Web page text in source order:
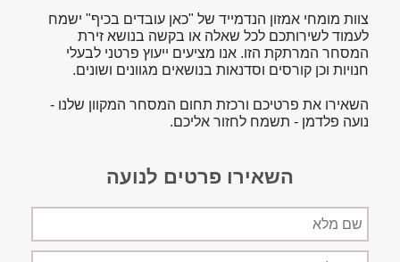
צוות מומחי אמזון הנדמייד של "כאן עובדים בכיף" ישמח
לעמוד לשירותכם לכל שאלה או בקשה בנושא זירת
המסחר המרתקת הזו. אנו מציעים ייעוץ פרטני לבעלי
חנויות וכן קורסים וסדנאות בנושאים מגוונים ושונים.
השאירו את פרטיכם ורכזת תחום המסחר המקוון שלנו -
נועה פלדמן - תשמח לחזור אליכם.
השאירו פרטים לנועה
מלא